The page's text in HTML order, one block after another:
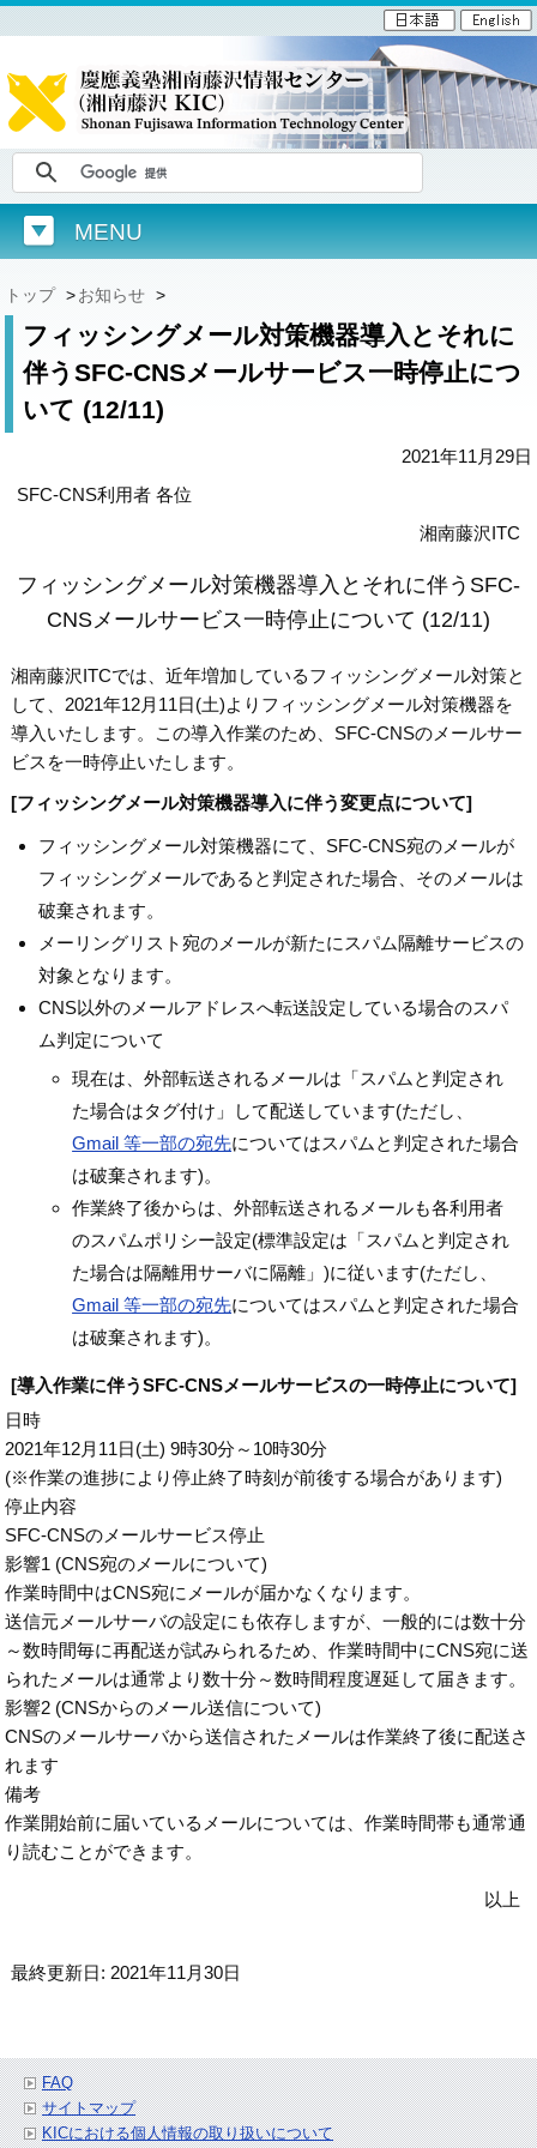
MENU
トップ >お知らせ >
フィッシングメール対策機器導入とそれに
伴うSFC-CNSメールサービス一時停止につ
いて (12/11)
2021年11月29日
SFC-CNS利用者 各位
湘南藤沢ITC
フィッシングメール対策機器導入とそれに伴うSFC-
CNSメールサービス一時停止について (12/11)
湘南藤沢ITCでは、近年増加しているフィッシングメール対策と
して、2021年12月11日(土)よりフィッシングメール対策機器を
導入いたします。この導入作業のため、SFC-CNSのメールサー
ビスを一時停止いたします。
[フィッシングメール対策機器導入に伴う変更点について]
フィッシングメール対策機器にて、SFC-CNS宛のメールが
フィッシングメールであると判定された場合、そのメールは
破棄されます。
メーリングリスト宛のメールが新たにスパム隔離サービスの
対象となります。
CNS以外のメールアドレスへ転送設定している場合のスパ
ム判定について
現在は、外部転送されるメールは「スパムと判定され
た場合はタグ付け」して配送しています(ただし、
Gmail 等一部の宛先についてはスパムと判定された場合
は破棄されます)。
作業終了後からは、外部転送されるメールも各利用者
のスパムポリシー設定(標準設定は「スパムと判定され
た場合は隔離用サーバに隔離」)に従います(ただし、
Gmail 等一部の宛先についてはスパムと判定された場合
は破棄されます)。
[導入作業に伴うSFC-CNSメールサービスの一時停止について]
日時
2021年12月11日(土) 9時30分～10時30分
(※作業の進捗により停止終了時刻が前後する場合があります)
停止内容
SFC-CNSのメールサービス停止
影響1 (CNS宛のメールについて)
作業時間中はCNS宛にメールが届かなくなります。
送信元メールサーバの設定にも依存しますが、一般的には数十分
～数時間毎に再配送が試みられるため、作業時間中にCNS宛に送
られたメールは通常より数十分～数時間程度遅延して届きます。
影響2 (CNSからのメール送信について)
CNSのメールサーバから送信されたメールは作業終了後に配送さ
れます
備考
作業開始前に届いているメールについては、作業時間帯も通常通
り読むことができます。
以上
最終更新日: 2021年11月30日
FAQ
サイトマップ
KICにおける個人情報の取り扱いについて